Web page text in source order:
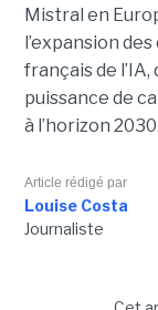
Mistral en
l’expansion
français de
puissance de
à l’horizon 2030.
Article rédigé par
Louise Costa
Journaliste